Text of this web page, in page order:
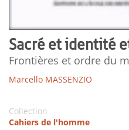
Sacré et identité
Frontières et ordre du
Marcello MASSENZIO
Collection
Cahiers de l'homme